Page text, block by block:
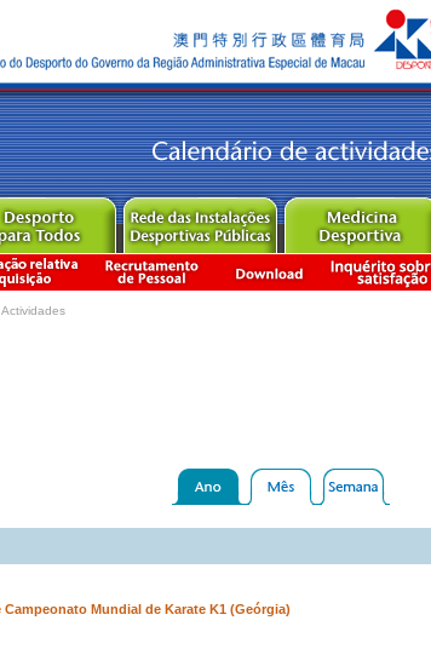
Mundial de Karate K1 (Geórgia)